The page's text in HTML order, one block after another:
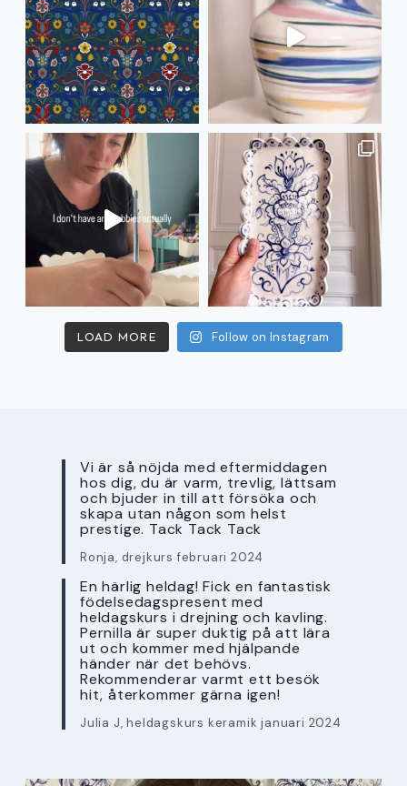
LOAD MORE Follow on Instagram
Vi är så nöjda med eftermiddagen
hos dig, du är varm, trevlig, lättsam
och bjuder in till att försöka och
skapa utan någon som helst
prestige. Tack Tack Tack
Ronja, drejkurs februari 2024
En härlig heldag! Fick en fantastisk
födelsedagspresent med
heldagskurs i drejning och kavling.
Pernilla är super duktig på att lära
ut och kommer med hjälpande
händer när det behövs.
Rekommenderar varmt ett besök
hit, återkommer gärna igen!
Julia J, heldagskurs keramik januari 2024